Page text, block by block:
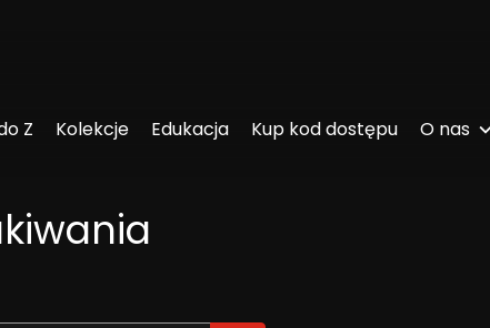
Z Kolekcje Edukacja Kup kod dostępu O nas